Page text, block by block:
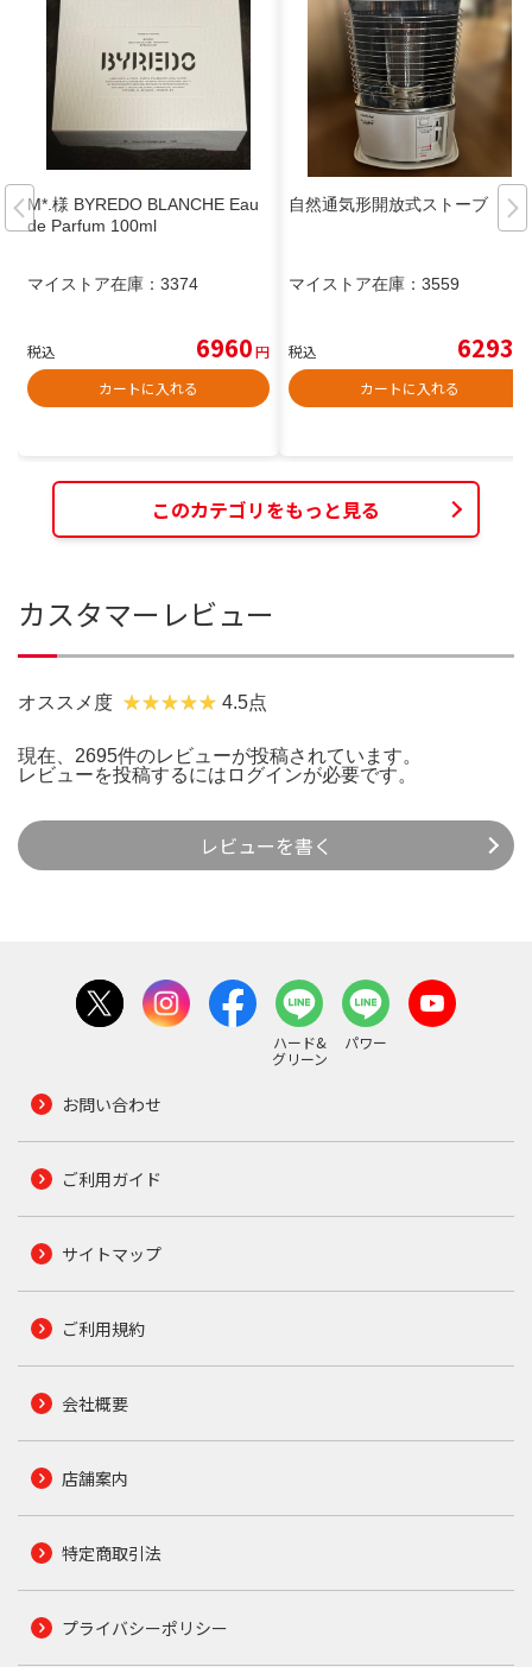
M*.様 BYREDO BLANCHE Eau
de Parfum 100ml
マイストア在庫： 3374
税込 6960円
カートに入れる
自然通気形開放式ストーブ
マイストア在庫： 3559
税込 6293
カートに入れる
このカテゴリをもっと見る
カスタマーレビュー
オススメ度 4.5点
現在、2695件のレビューが投稿されています。
レビューを投稿するには ログインが必要です。
レビューを書く
ハード&
グリーン
パワー
お問い合わせ
ご利用ガイド
サイトマップ
ご利用規約
会社概要
店舗案内
特定商取引法
プライバシーポリシー